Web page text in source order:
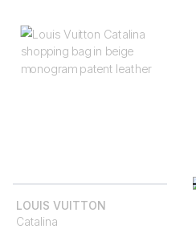
LOUIS VUITTON
Catalina